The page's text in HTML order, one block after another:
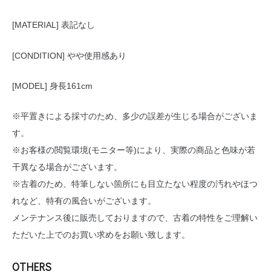
[MATERIAL] 表記なし
[CONDITION] やや使用感あり
[MODEL] 身長161cm
※平置きによる採寸のため、多少の誤差が生じる場合がございま
す。
※お客様の閲覧環境(モニター等)により、実際の商品と色味が若
干異なる場合がございます。
※古着のため、特筆しない箇所にも目立たない程度の汚れやほつ
れなど、特有の風合いがございます。
メンテナンス後に販売しておりますので、古着の特性をご理解い
ただいた上でのお買い求めをお願い致します。